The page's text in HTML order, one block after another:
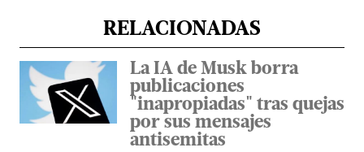
RELACIONADAS
La IA de Musk borra
publicaciones
"inapropiadas" tras quejas
por sus mensajes
antisemitas